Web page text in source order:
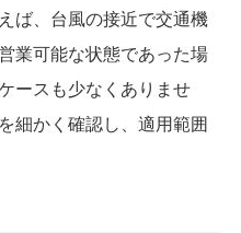
ば、台風の接近で交通機
業可能な状態であった場
ースも少なくありませ
細かく確認し、適用範囲